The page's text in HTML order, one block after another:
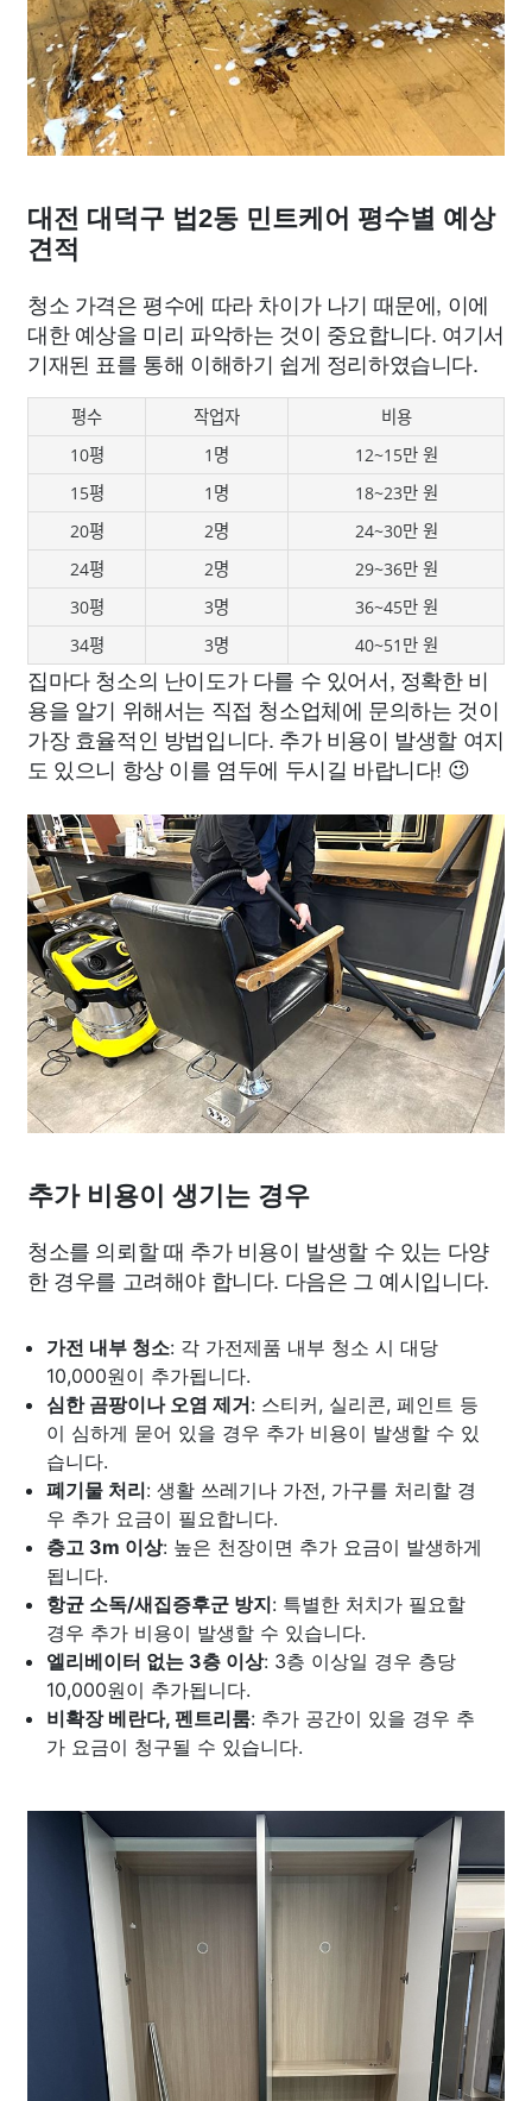
대전 대덕구 법2동 민트케어 평수별 예상
견적
청소 가격은 평수에 따라 차이가 나기 때문에, 이에
대한 예상을 미리 파악하는 것이 중요합니다. 여기서
기재된 표를 통해 이해하기 쉽게 정리하였습니다.
평수 작업자
비용
10평
1명
12~15만 원
15평
1명
18~23만 원
20평
2명
24~30만 원
24평
2명
29~36만 원
30평
3명
36~45만 원
34평
3명 40~51만 원
집마다 청소의 난이도가 다를 수 있어서, 정확한 비
용을 알기 위해서는 직접 청소업체에 문의하는 것이
가장 효율적인 방법입니다. 추가 비용이 발생할 여지
도 있으니 항상 이를 염두에 두시길 바랍니다! 😉
추가 비용이 생기는 경우
청소를 의뢰할 때 추가 비용이 발생할 수 있는 다양
한 경우를 고려해야 합니다. 다음은 그 예시입니다.
가전 내부 청소: 각 가전제품 내부 청소 시 대당
10,000원이 추가됩니다.
심한 곰팡이나 오염 제거: 스티커, 실리콘, 페인트 등
이 심하게 묻어 있을 경우 추가 비용이 발생할 수 있
습니다.
폐기물 처리: 생활 쓰레기나 가전, 가구를 처리할 경
우 추가 요금이 필요합니다.
층고 3m 이상: 높은 천장이면 추가 요금이 발생하게
됩니다.
항균 소독/새집증후군 방지: 특별한 처치가 필요할
경우 추가 비용이 발생할 수 있습니다.
엘리베이터 없는 3층 이상: 3층 이상일 경우 층당
10,000원이 추가됩니다.
비확장 베란다, 펜트리룸: 추가 공간이 있을 경우 추
가 요금이 청구될 수 있습니다.